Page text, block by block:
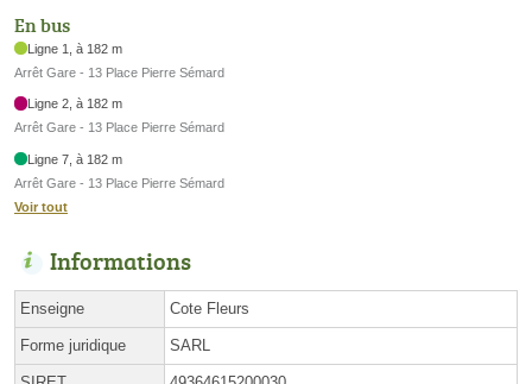
En bus
Ligne 1, à 182 m
Arrêt Gare - 13 Place Pierre Sémard
Ligne 2, à 182 m
Arrêt Gare - 13 Place Pierre Sémard
Ligne 7, à 182 m
Arrêt Gare - 13 Place Pierre Sémard
Voir tout
Informations
Enseigne Cote Fleurs
Forme juridique SARL